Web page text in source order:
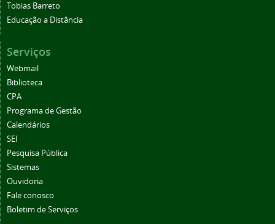
Tobias Barreto
Educação a Distância
Serviços
Webmail
Biblioteca
CPA
Programa de Gestão
Calendários
SEI
Pesquisa Pública
Sistemas
Ouvidoria
Fale conosco
Boletim de Serviços